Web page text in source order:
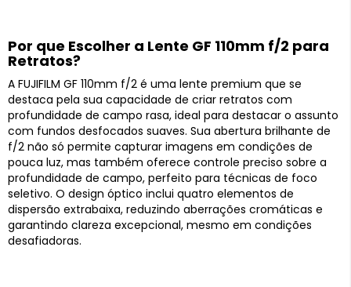
Por que Escolher a Lente GF 110mm f/2 para
Retratos?
A FUJIFILM GF 110mm f/2 é uma lente premium que se
destaca pela sua capacidade de criar retratos com
profundidade de campo rasa, ideal para destacar o assunto
com fundos desfocados suaves. Sua abertura brilhante de
f/2 não só permite capturar imagens em condições de
pouca luz, mas também oferece controle preciso sobre a
profundidade de campo, perfeito para técnicas de foco
seletivo. O design óptico inclui quatro elementos de
dispersão extrabaixa, reduzindo aberrações cromáticas e
garantindo clareza excepcional, mesmo em condições
desafiadoras.